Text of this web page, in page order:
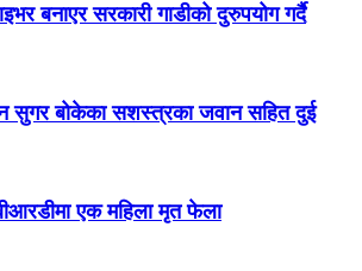
बनाएर सरकारी गाडीको दुरुपयोग गर्दै
सुगर बोकेका सशस्त्रका जवान सहित दुई
एक महिला मृत फेला